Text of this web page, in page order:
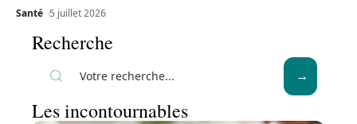
Santé 5 juillet 2026
Recherche
Les incontournables